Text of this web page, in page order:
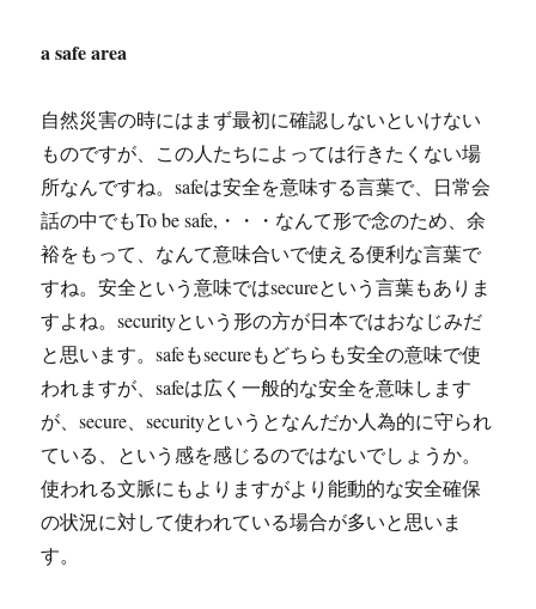
a safe area
自然災害の時にはまず最初に確認しないといけない
ものですが、この人たちによっては行きたくない場
所なんですね。safeは安全を意味する言葉で、日常会
話の中でもTo be safe,・・・なんて形で念のため、余
裕をもって、なんて意味合いで使える便利な言葉で
すね。安全という意味ではsecureという言葉もありま
すよね。securityという形の方が日本ではおなじみだ
と思います。safeもsecureもどちらも安全の意味で使
われますが、safeは広く一般的な安全を意味します
が、secure、securityというとなんだか人為的に守られ
ている、という感を感じるのではないでしょうか。
使われる文脈にもよりますがより能動的な安全確保
の状況に対して使われている場合が多いと思いま
す。